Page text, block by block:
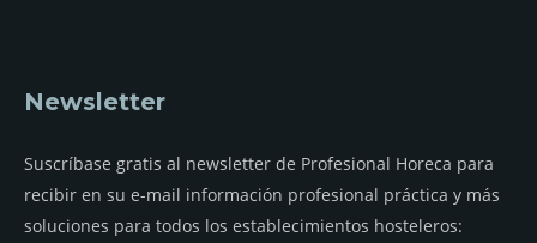
Newsletter
Suscríbase gratis al newsletter de Profesional Horeca para
recibir en su e-mail información profesional práctica y más
soluciones para todos los establecimientos hosteleros: